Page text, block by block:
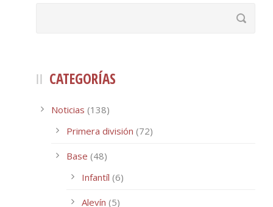
CATEGORÍAS
Noticias (138)
Primera división (72)
Base (48)
Infantíl (6)
Alevín (5)